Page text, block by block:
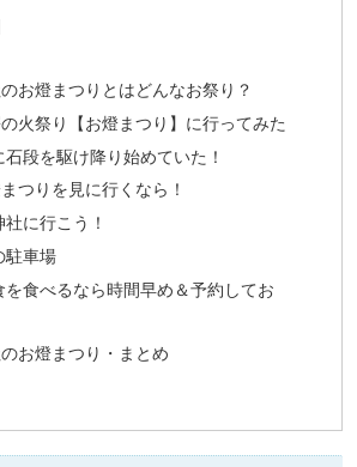
お燈まつりとはどんなお祭り？
火祭り【お燈まつり】に行ってみた
石段を駆け降り始めていた！
つりを見に行くなら！
に行こう！
駐車場
を食べるなら時間早め＆予約してお
お燈まつり・まとめ